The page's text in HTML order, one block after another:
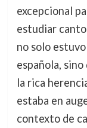
excepcional
estudiar
no solo
española,
la rica
estaba en
contexto de